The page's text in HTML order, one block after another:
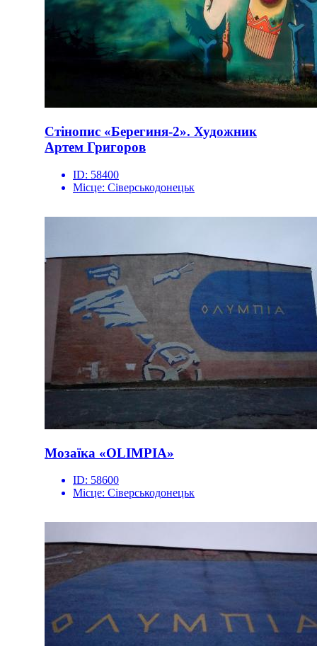
Стінопис «Берегиня-2». Художник
Артем Григоров
ID: 58400
Місце: Сіверськодонецьк
Мозаїка «OLIMPIA»
ID: 58600
Місце: Сіверськодонецьк